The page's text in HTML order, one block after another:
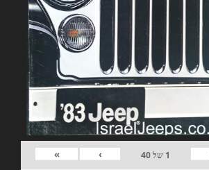
1 של40
›
»